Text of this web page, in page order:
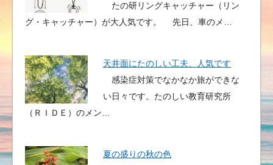
たの研リングキャッチャー（リン
グ・キャッチャー）が大人気です。 先日、車のメ…
天井面にたのしい工夫、人気です
感染症対策でなかなか旅ができな
い日々です。たのしい教育研究所
（ＲＩＤＥ）のメン…
夏の盛りの秋の色